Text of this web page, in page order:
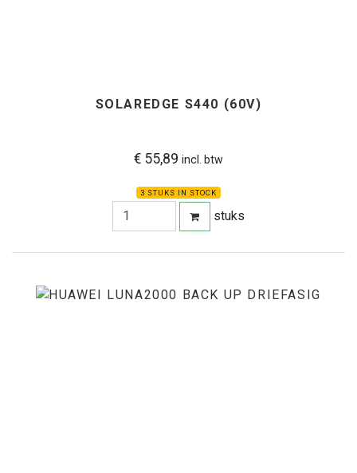
SOLAREDGE S440 (60V)
€ 55,89 incl. btw
3 STUKS IN STOCK
stuks